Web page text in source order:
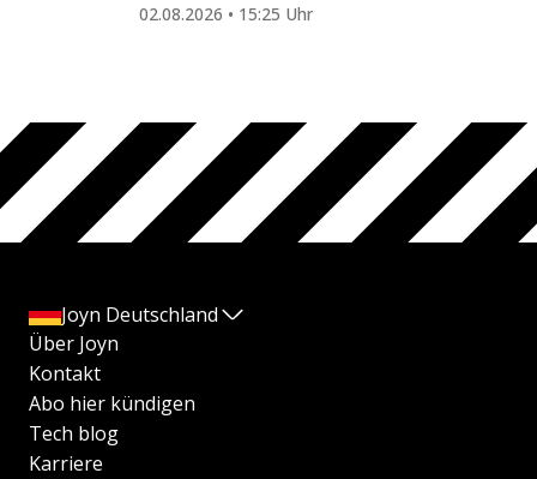
02.08.2026 • 15:25 Uhr
Joyn Deutschland
Über Joyn
Kontakt
Abo hier kündigen
Tech blog
Karriere